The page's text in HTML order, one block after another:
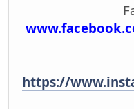
https://